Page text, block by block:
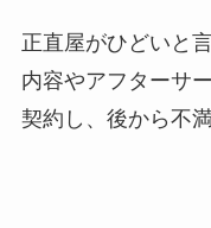
正直屋がひどいと
内容やアフターサ
契約し、後から不